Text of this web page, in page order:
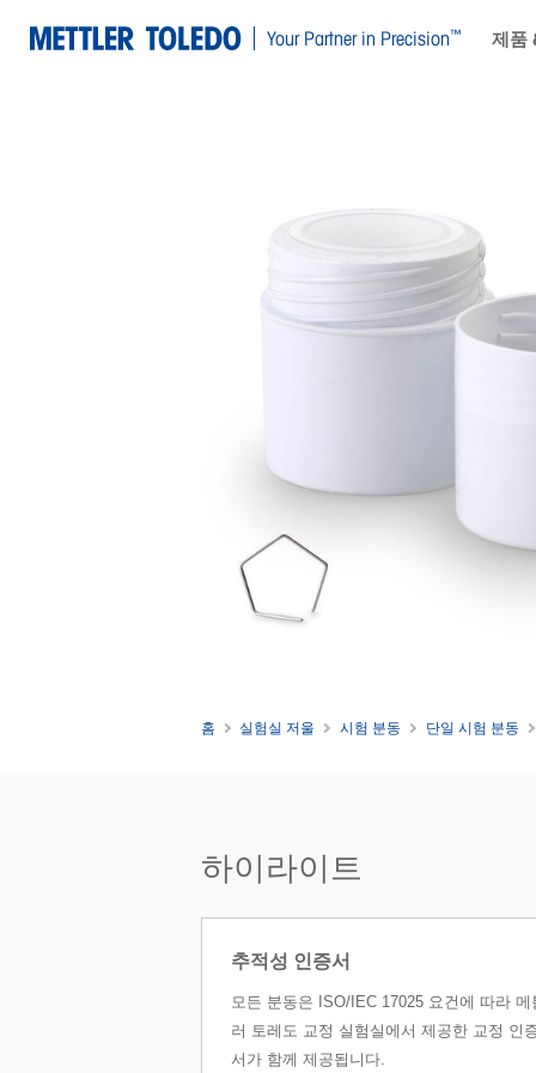
Your Partner in Precision™ 제품
홈 실험실 저울 시험 분동 단일 시험 분동
하이라이트
추적성 인증서
모든 분동은 ISO/IEC 17025 요건에 따라 메
러 토레도 교정 실험실에서 제공한 교정 인
서가 함께 제공됩니다.